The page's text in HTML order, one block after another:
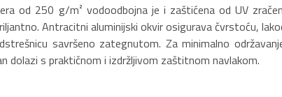
od 250 g/m² vodoodbojna je i zaštićena od UV
Antracitni aluminijski okvir osigurava čvrstoću,
savršeno zategnutom. Za minimalno
dolazi s praktičnom i izdržljivom zaštitnom navlakom.